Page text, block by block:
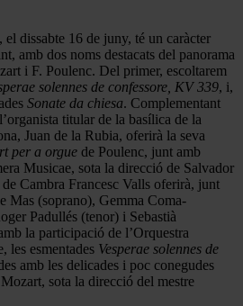
dissabte 16 de juny, té un caràcter
amb dos noms destacats del panorama
i F. Poulenc. Del primer, escoltarem
solennes de confessore, KV 339, i,
Sonate da chiesa. Complementant
titular de la basílica de la
Juan de la Rubia, oferirà la seva
per a orgue de Poulenc, junt amb
Musicae, sota la direcció de Salvador
Cambra Francesc Valls oferirà, junt
Mas (soprano), Gemma Coma-
Padullés (tenor) i Sebastià
la participació de l’Orquestra
les esmentades Vesperae solennes de
amb les delicades i poc conegudes
sota la direcció del mestre